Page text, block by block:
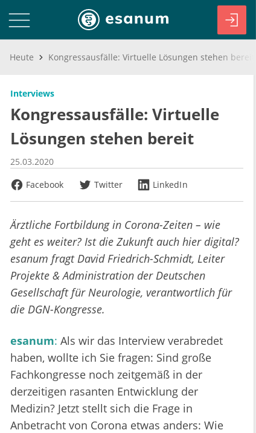
Heute Kongressausfälle: Virtuelle Lösungen stehen bereit
Interviews
Kongressausfälle: Virtuelle
Lösungen stehen bereit
25.03.2020
Facebook
Twitter LinkedIn
Ärztliche Fortbildung in Corona-Zeiten – wie
geht es weiter? Ist die Zukunft auch hier digital?
esanum fragt David Friedrich-Schmidt, Leiter
Projekte & Administration der Deutschen
Gesellschaft für Neurologie, verantwortlich für
die DGN-Kongresse.
esanum: Als wir das Interview verabredet
haben, wollte ich Sie fragen: Sind große
Fachkongresse noch zeitgemäß in der
derzeitigen rasanten Entwicklung der
Medizin? Jetzt stellt sich die Frage in
Anbetracht von Corona etwas anders: Wie